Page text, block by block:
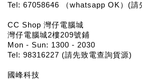
Tel: 67058646 （whatsapp OK）(請
CC Shop 灣仔電腦城
灣仔電腦城2樓209號鋪
Mon - Sun: 1300 - 2030
Tel: 98316227 (請先致電查詢貨源)
國峰科技